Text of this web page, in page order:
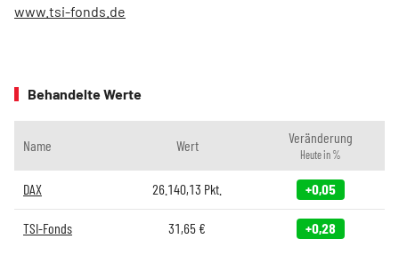
www.tsi-fonds.de
Behandelte Werte
Name Wert Veränderung
Heute in %
DAX 26.140,13 Pkt. +0,05
TSI-Fonds 31,65 € +0,28